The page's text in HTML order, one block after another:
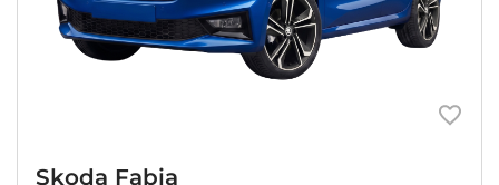
Skoda Fabia